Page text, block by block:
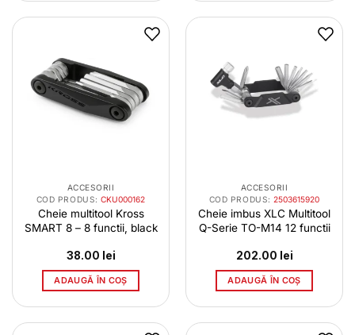
ACCESORII
COD PRODUS:CKU000162
Cheie multitool Kross
SMART 8 – 8 functii, black
38.00 lei
ADAUGĂ ÎN COȘ
ACCESORII
COD PRODUS:2503615920
Cheie imbus XLC Multitool
Q-Serie TO-M14 12 functii
202.00 lei
ADAUGĂ ÎN COȘ